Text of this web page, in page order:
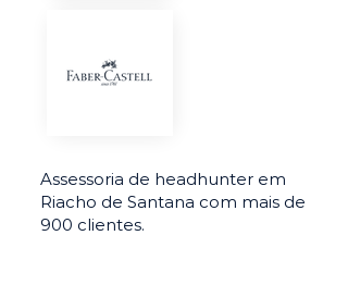
Assessoria de headhunter em
Riacho de Santana com mais de
900 clientes.